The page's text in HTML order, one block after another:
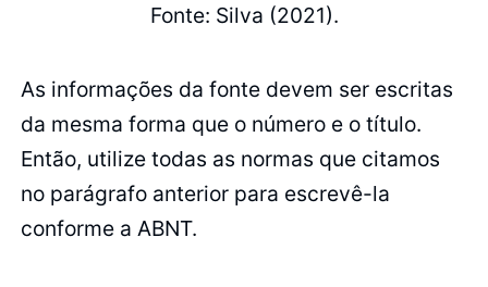
Fonte: Silva (2021).
As informações da fonte devem ser escritas
da mesma forma que o número e o título.
Então, utilize todas as normas que citamos
no parágrafo anterior para escrevê-la
conforme a ABNT.